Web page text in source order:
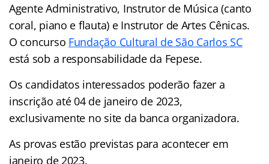
Agente Administrativo, Instrutor de Música (canto
coral, piano e flauta) e Instrutor de Artes Cênicas.
O concurso Fundação Cultural de São Carlos SC
está sob a responsabilidade da Fepese.
Os candidatos interessados poderão fazer a
inscrição até 04 de janeiro de 2023,
exclusivamente no site da banca organizadora.
As provas estão previstas para acontecer em
janeiro de 2023.